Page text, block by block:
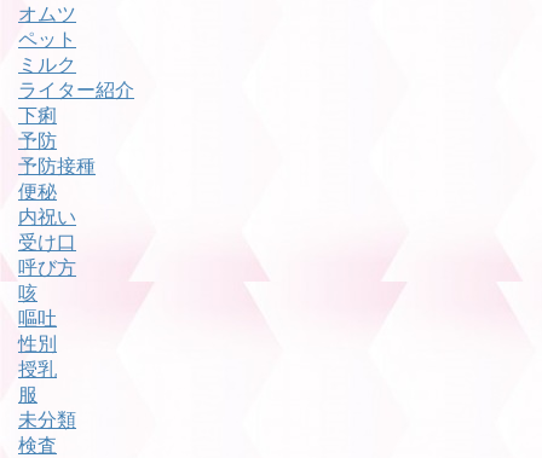
オムツ
ペット
ミルク
ライター紹介
下痢
予防
予防接種
便秘
内祝い
受け口
呼び方
咳
嘔吐
性別
授乳
服
未分類
検査